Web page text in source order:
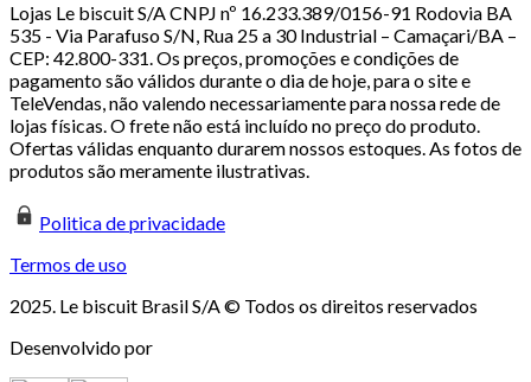
Lojas Le biscuit S/A CNPJ nº 16.233.389/0156-91 Rodovia BA
535 - Via Parafuso S/N, Rua 25 a 30 Industrial – Camaçari/BA –
CEP: 42.800-331. Os preços, promoções e condições de
pagamento são válidos durante o dia de hoje, para o site e
TeleVendas, não valendo necessariamente para nossa rede de
lojas físicas. O frete não está incluído no preço do produto.
Ofertas válidas enquanto durarem nossos estoques. As fotos de
produtos são meramente ilustrativas.
Politica de privacidade
Termos de uso
2025. Le biscuit Brasil S/A © Todos os direitos reservados
Desenvolvido por